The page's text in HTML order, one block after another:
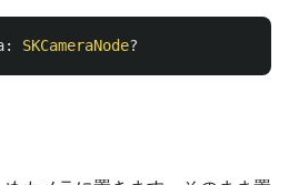
: SKCameraNode?